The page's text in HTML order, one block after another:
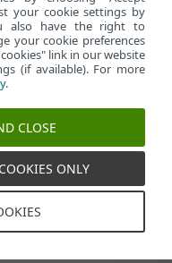
қарау
Cookie файлдарын
басқару
your cookie settings by
also have the right to
your cookie preferences
link in our website
(if available). For more
.
CLOSE
ONLY